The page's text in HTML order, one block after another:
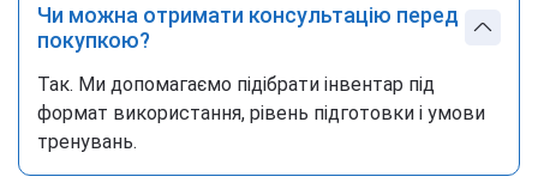
Чи можна отримати консультацію перед
покупкою?
Так. Ми допомагаємо підібрати інвентар під
формат використання, рівень підготовки і умови
тренувань.